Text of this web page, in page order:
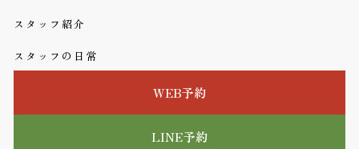
スタッフ紹介
スタッフの日常
WEB予約
LINE予約